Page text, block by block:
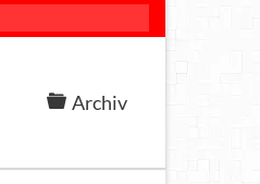
Archiv